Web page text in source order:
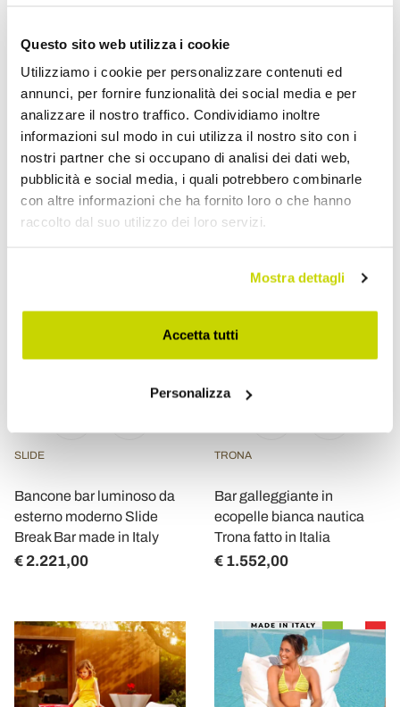
Questo sito web utilizza i cookie
Utilizziamo i cookie per personalizzare contenuti ed
annunci, per fornire funzionalità dei social media e per
analizzare il nostro traffico. Condividiamo inoltre
informazioni sul modo in cui utilizza il nostro sito con i
nostri partner che si occupano di analisi dei dati web,
pubblicità e social media, i quali potrebbero combinarle
con altre informazioni che ha fornito loro o che hanno
raccolto dal suo utilizzo dei loro servizi.
Mostra dettagli
Accetta tutti
Personalizza
SLIDE
Bancone bar luminoso da
giardino design moderno
Slide Break Line
€ 2.221,00
SLIDE
Bancone luminoso
angolare da esterno Slide
Break Corner,made in Italy
€ 1.850,00
SLIDE
Bancone bar luminoso da
esterno moderno Slide
Break Bar made in Italy
€ 2.221,00
TRONA
Bar galleggiante in
ecopelle bianca nautica
Trona fatto in Italia
€ 1.552,00